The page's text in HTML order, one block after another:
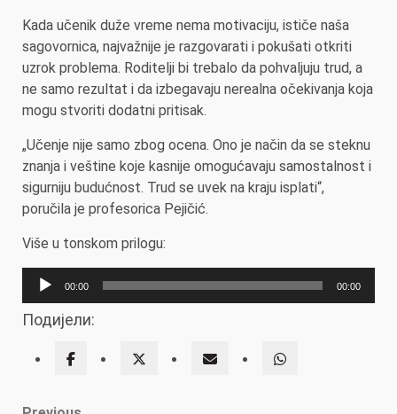
Kada učenik duže vreme nema motivaciju, ističe naša
sagovornica, najvažnije je razgovarati i pokušati otkriti
uzrok problema. Roditelji bi trebalo da pohvaljuju trud, a
ne samo rezultat i da izbegavaju nerealna očekivanja koja
mogu stvoriti dodatni pritisak.
„Učenje nije samo zbog ocena. Ono je način da se steknu
znanja i veštine koje kasnije omogućavaju samostalnost i
sigurniju budućnost. Trud se uvek na kraju isplati“,
poručila je profesorica Pejičić.
Više u tonskom prilogu:
Прегледач
записа
00:00 00:00
Подијели: